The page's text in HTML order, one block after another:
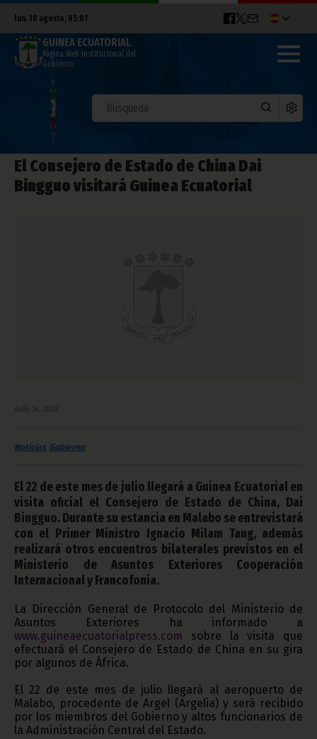
lun. 10 agosto, 05:07
GUINEA ECUATORIAL
Página Web Institucional del
Gobierno
El Consejero de Estado de China Dai
Bingguo visitará Guinea Ecuatorial
julio 16, 2010
Noticias Gobierno
El 22 de este mes de julio llegará a Guinea Ecuatorial en
visita oficial el Consejero de Estado de China, Dai
Bingguo. Durante su estancia en Malabo se entrevistará
con el Primer Ministro Ignacio Milam Tang, además
realizará otros encuentros bilaterales previstos en el
Ministerio de Asuntos Exteriores Cooperación
Internacional y Francofonía.
La Dirección General de Protocolo del Ministerio de
Asuntos Exteriores ha informado a
www.guineaecuatorialpress.com
sobre la visita que
efectuará el Consejero de Estado de China en su gira
por algunos de África.
El 22 de este mes de julio llegará al aeropuerto de
Malabo, procedente de Argel (Argelia) y será recibido
por los miembros del Gobierno y altos funcionarios de
la Administración Central del Estado.